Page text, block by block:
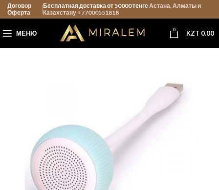
Договор
Оферта
Бесплатная доставка от 50000 тенгеАстана, Алматы и
Казахстану +77000551818
МЕНЮ 0 KZT 0.00